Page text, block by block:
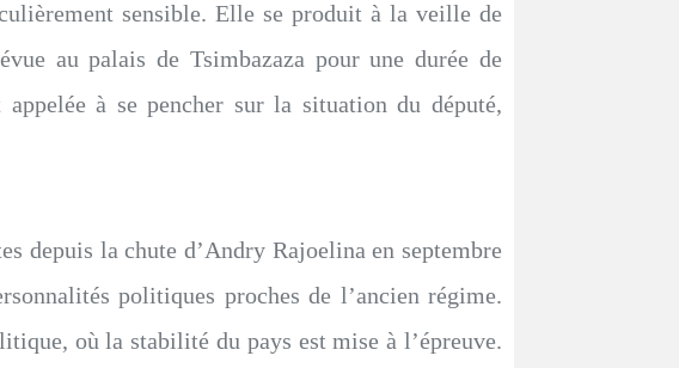
sensible. Elle se produit à la veille de
au palais de Tsimbazaza pour une durée de
à se pencher sur la situation du député,
depuis la chute d’Andry Rajoelina en septembre
politiques proches de l’ancien régime.
où la stabilité du pays est mise à l’épreuve.